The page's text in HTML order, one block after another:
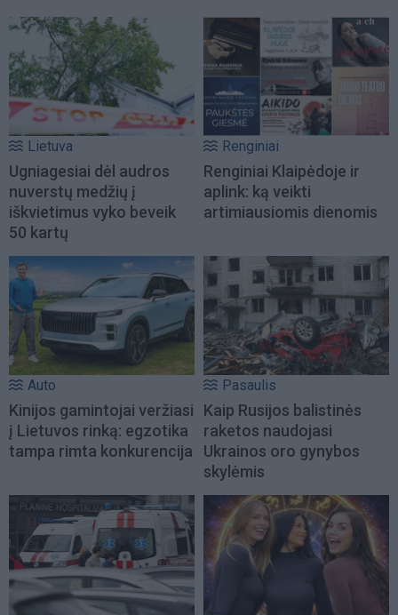
Lietuva
Ugniagesiai dėl audros
nuverstų medžių į
iškvietimus vyko beveik
50 kartų
Renginiai
Renginiai Klaipėdoje ir
aplink: ką veikti
artimiausiomis dienomis
Auto
Kinijos gamintojai veržiasi
į Lietuvos rinką: egzotika
tampa rimta konkurencija
Pasaulis
Kaip Rusijos balistinės
raketos naudojasi
Ukrainos oro gynybos
skylėmis